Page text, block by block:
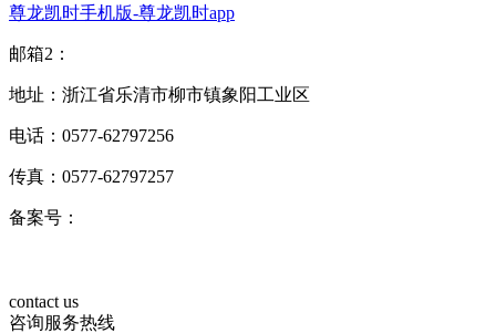
尊龙凯时手机版-尊龙凯时app
邮箱2：
地址：浙江省乐清市柳市镇象阳工业区
电话：0577-62797256
传真：0577-62797257
备案号：
contact us
咨询服务热线